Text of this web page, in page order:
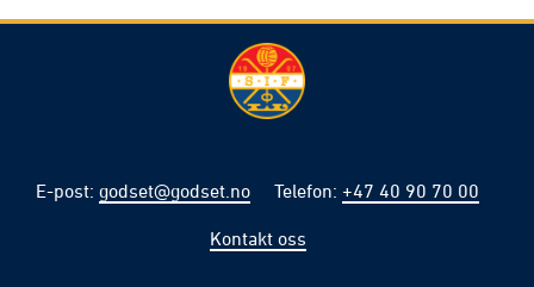
E-post: godset@godset.no Telefon: +47 40 90 70 00
Kontakt oss